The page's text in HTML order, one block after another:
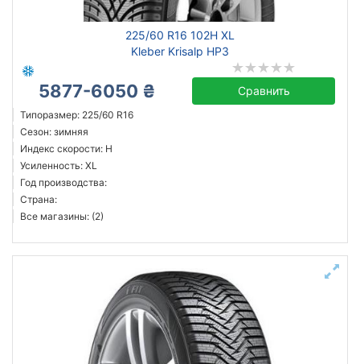
225/60 R16 102H XL
Kleber Krisalp HP3
5877-6050 ₴ Сравнить
Типоразмер: 225/60 R16
Сезон: зимняя
Индекс скорости: H
Усиленность: XL
Год производства:
Страна:
Все магазины: (2)